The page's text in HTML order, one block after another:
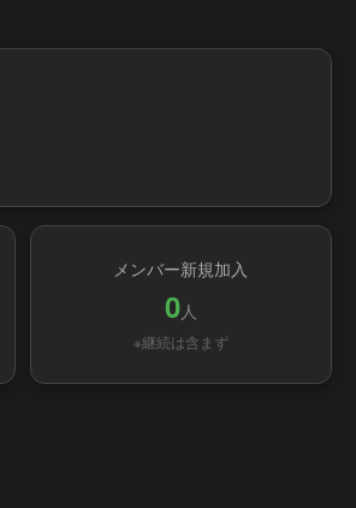
メンバー新規加入
0人
※継続は含まず